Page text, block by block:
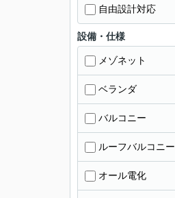
自由設計対応
設備・仕様
メゾネット
ベランダ
バルコニー
ルーフバルコニー
オール電化